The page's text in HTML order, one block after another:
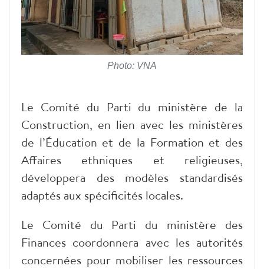
Photo: VNA
Le Comité du Parti du ministère de la
Construction, en lien avec les ministères
de l’Éducation et de la Formation et des
Affaires ethniques et religieuses,
développera des modèles standardisés
adaptés aux spécificités locales.
Le Comité du Parti du ministère des
Finances coordonnera avec les autorités
concernées pour mobiliser les ressources